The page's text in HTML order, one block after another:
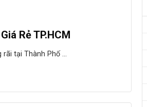
Rẻ TP.HCM
tại Thành Phố ...